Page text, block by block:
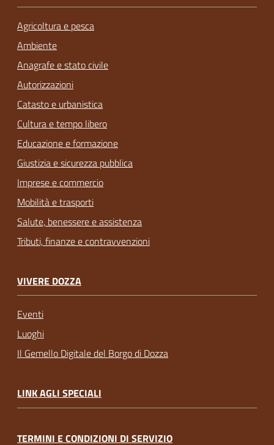
Agricoltura e pesca
Ambiente
Anagrafe e stato civile
Autorizzazioni
Catasto e urbanistica
Cultura e tempo libero
Educazione e formazione
Giustizia e sicurezza pubblica
Imprese e commercio
Mobilità e trasporti
Salute, benessere e assistenza
Tributi, finanze e contravvenzioni
VIVERE DOZZA
Eventi
Luoghi
Il Gemello Digitale del Borgo di Dozza
LINK AGLI SPECIALI
TERMINI E CONDIZIONI DI SERVIZIO